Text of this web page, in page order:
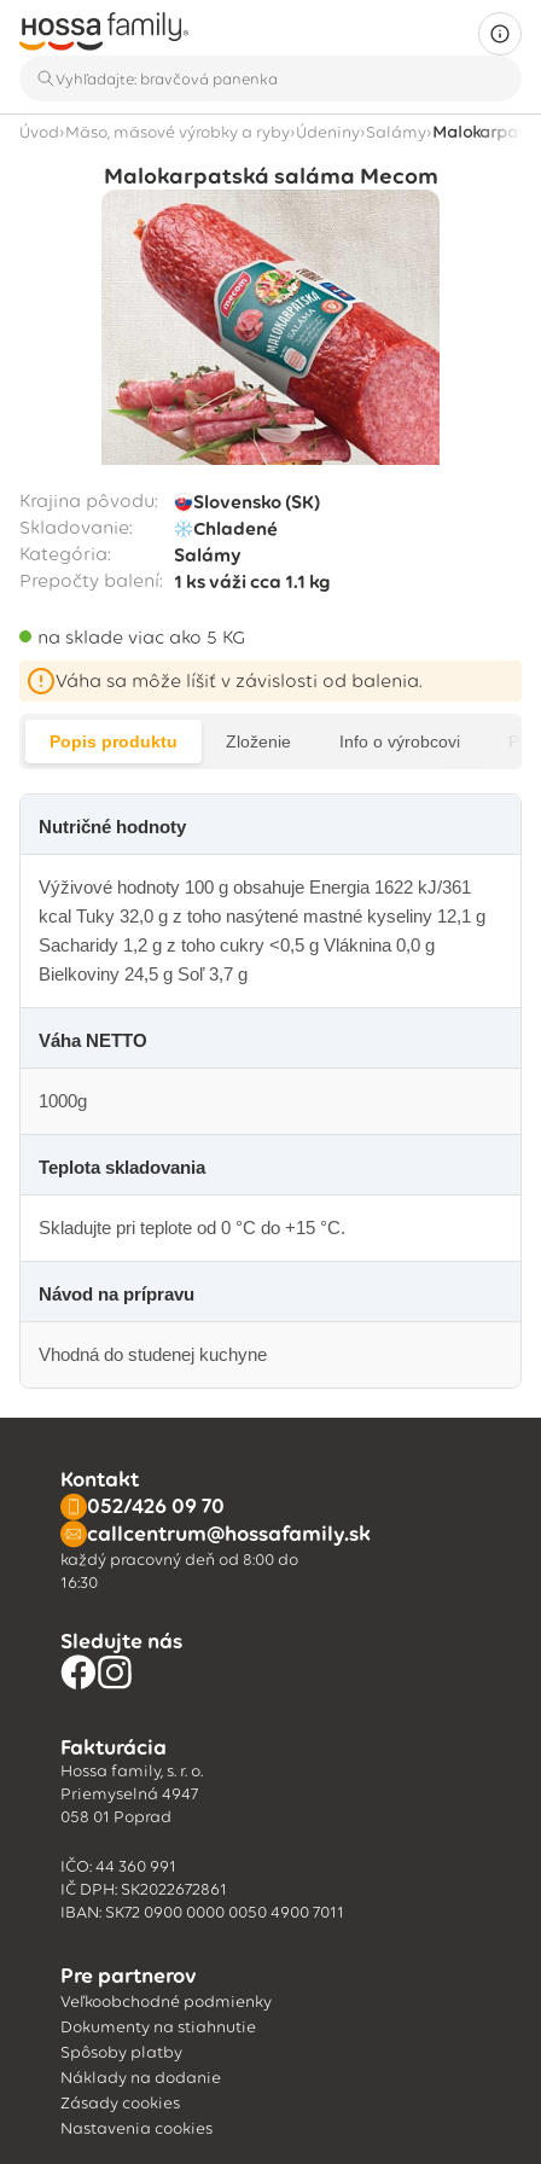
Úvod›Mäso, mäsové výrobky a ryby›Údeniny›Salámy›
Malokarpatská saláma Mecom
Váha sa môže líšiť v závislosti od balenia.
Krajina pôvodu:
Slovensko (SK)
Skladovanie:
Chladené
Kategória:
Salámy
Prepočty balení: 1 ksváži cca 1.1 kg
na sklade viac ako 5 KG
Popis produktu Zloženie Info o výrobcovi
Nutričné hodnoty
Výživové hodnoty 100 g obsahuje Energia 1622 kJ/361
kcal Tuky 32,0 g z toho nasýtené mastné kyseliny 12,1 g
Sacharidy 1,2 g z toho cukry <0,5 g Vláknina 0,0 g
Bielkoviny 24,5 g Soľ 3,7 g
Váha NETTO
1000g
Teplota skladovania
Skladujte pri teplote od 0 °C do +15 °C.
Návod na prípravu
Vhodná do studenej kuchyne
Kontakt
052/426 09 70
callcentrum@hossafamily.sk
každý pracovný deň od 8:00 do
16:30
Sledujte nás
Fakturácia
Hossa family, s. r. o.
Priemyselná 4947
058 01 Poprad
IČO: 44 360 991
IČ DPH: SK2022672861
IBAN: SK72 0900 0000 0050 4900 7011
Pre partnerov
Veľkoobchodné podmienky
Dokumenty na stiahnutie
Spôsoby platby
Náklady na dodanie
Zásady cookies
Nastavenia cookies